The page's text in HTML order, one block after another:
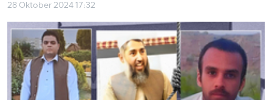
28 Oktober 2024 17:32